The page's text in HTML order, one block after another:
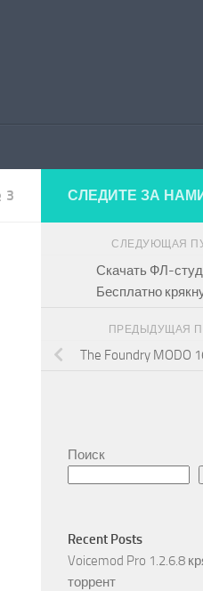
3 СЛЕДИТЕ ЗА
СЛЕДУЮЩАЯ
Скачать ФЛ-
Бесплатно
ПРЕДЫДУЩАЯ
The Foundry MODO
Поиск
Recent Posts
Voicemod Pro 1.2.6.8
торрент